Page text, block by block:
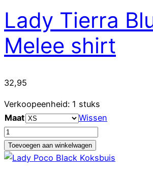
Lady Tierra
Melee shirt
32,95
Verkoopeenheid: 1 stuks
Maat
Wissen
Lady
Tierra
Blue
Toevoegen aan winkelwagen